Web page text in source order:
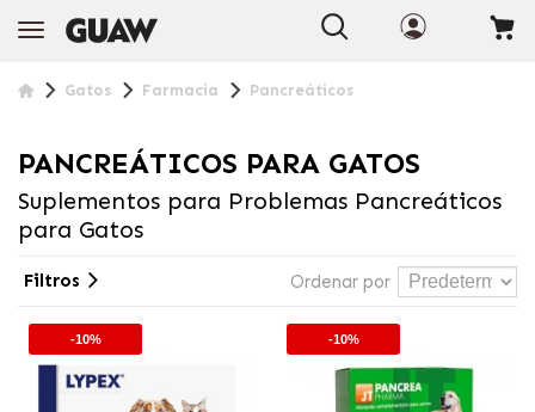
Gatos Farmacia Pancreáticos
PANCREÁTICOS PARA GATOS
Suplementos para Problemas Pancreáticos
para Gatos
Ordenar por
Filtros
-10% -10%